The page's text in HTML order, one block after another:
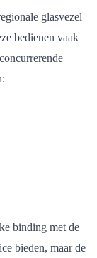
glasvezel
bedienen vaak
binding met de
bieden, maar de